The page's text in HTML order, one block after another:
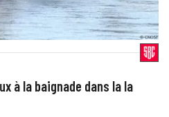
à la baignade dans la la